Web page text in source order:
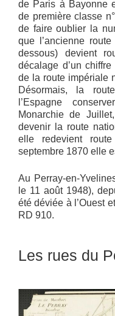
de Paris à Bayonne
de première classe
de faire oublier la
que l’ancienne
dessous) devient
décalage d’un
de la route impériale
Désormais, la
l’Espagne
Monarchie de
devenir la route
elle redevient
septembre 1870 elle
Au Perray-en-
le 11 août 1948),
été déviée à l’Ouest
RD 910.
Les rues du